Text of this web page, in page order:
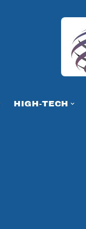
HIGH-TECH